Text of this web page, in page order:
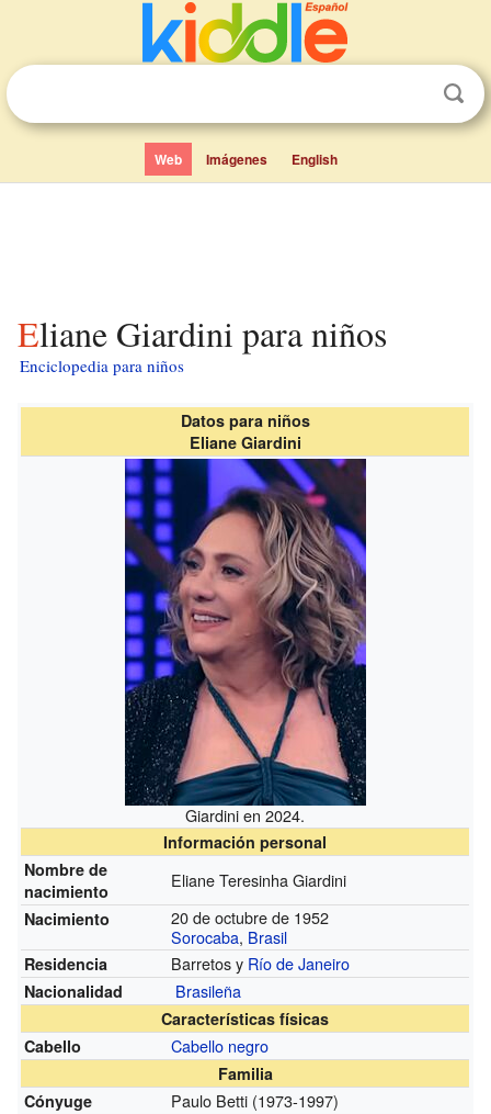
Web Imágenes English
Eliane Giardini para niños
Enciclopedia para niños
Datos para niños
Eliane Giardini
Giardini en 2024.
Información personal
Nombre de
nacimiento
Eliane Teresinha Giardini
Nacimiento
20 de octubre de 1952
Sorocaba, Brasil
Residencia Barretos y Río de Janeiro
Nacionalidad Brasileña
Características físicas
Cabello
Cabello negro
Familia
Cónyuge
Paulo Betti (1973-1997)